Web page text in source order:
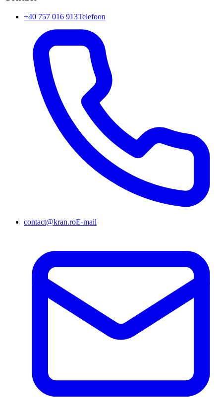
+40 757 016 913Telefoon
contact@kran.roE-mail